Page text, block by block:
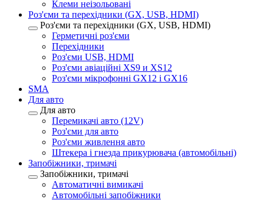
Клеми неізольовані
Роз'єми та перехідники (GX, USB, HDMI)
Роз'єми та перехідники (GX, USB, HDMI)
Герметичні роз'єми
Перехідники
Роз'єми USB, HDMI
Роз'єми авіаційні XS9 и XS12
Роз'єми мікрофонні GX12 і GX16
SMA
Для авто
Для авто
Перемикачі авто (12V)
Роз'єми для авто
Роз'єми живлення авто
Штекера і гнезда прикурювача (автомобільні)
Запобіжники, тримачі
Запобіжники, тримачі
Автоматичні вимикачі
Автомобільні запобіжники